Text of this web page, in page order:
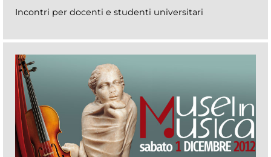
Incontri per docenti e studenti universitari